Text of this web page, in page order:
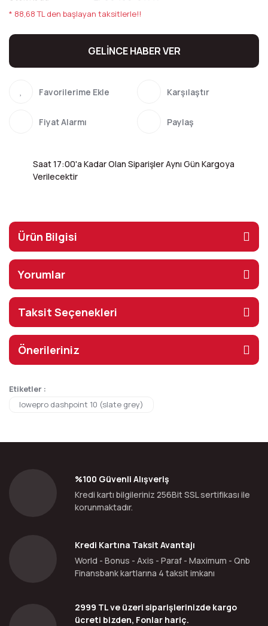
* 88,68 TL den başlayan taksitlerle!!
GELİNCE HABER VER
Karşılaştır
Fiyat Alarmı Paylaş
Saat 17:00'a Kadar Olan Siparişler Aynı Gün Kargoya
Verilecektir
Ürün Bilgisi
Yorumlar
Taksit Seçenekleri
Önerileriniz
Etiketler :
lowepro dashpoint 10 (slate grey)
%100 Güvenli Alışveriş
Kredi kartı bilgileriniz 256Bit SSL sertifikası ile
korunmaktadır.
Kredi Kartına Taksit Avantajı
World - Bonus - Axis - Paraf - Maximum - Qnb
Finansbank kartlarına 4 taksit imkanı
2999 TL ve üzeri siparişlerinizde kargo
ücreti bizden, Fonlar hariç.